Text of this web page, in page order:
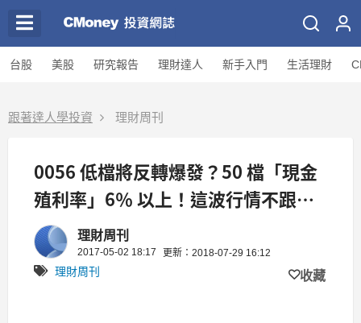
台股 美股 研究報告 理財達人 新手入門 生活理財
跟著達人學投資 理財周刊
0056 低檔將反轉爆發？50 檔「現金
殖利率」6％ 以上！這波行情不跟不
行...
理財周刊
2017-05-02 18:17 更新：2018-07-29 16:12
理財周刊 收藏